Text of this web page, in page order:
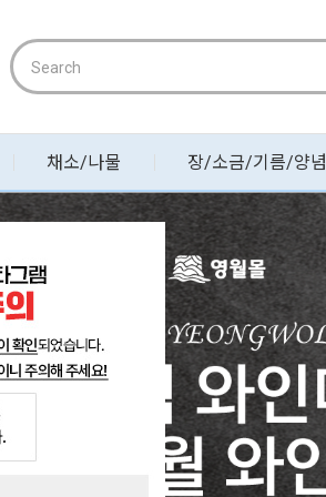
채소/나물 장/소금/기름/양념